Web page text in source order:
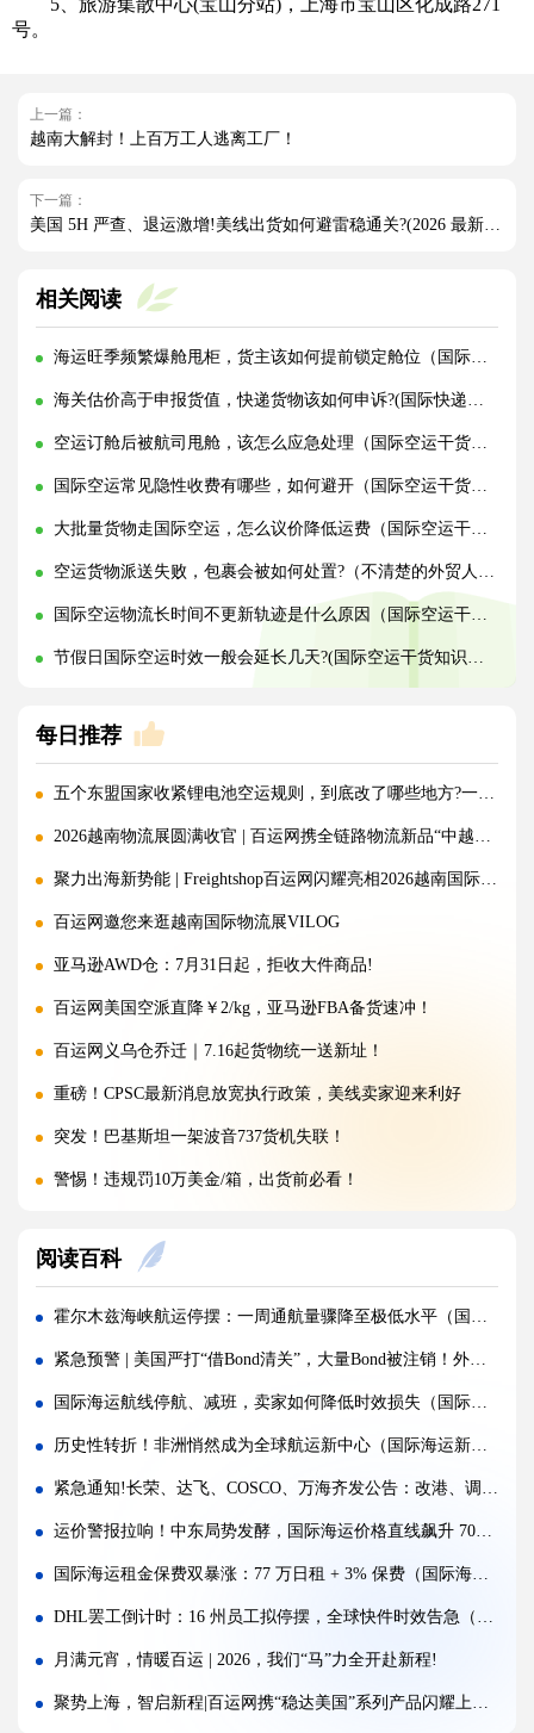
5、旅游集散中心(宝山分站)，上海市宝山区化成路271
号。
上一篇：
越南大解封！上百万工人逃离工厂！
下一篇：
美国 5H 严查、退运激增!美线出货如何避雷稳通关?(2026 最新实操指南)
相关阅读
海运旺季频繁爆舱甩柜，货主该如何提前锁定舱位（国际海运干货知识分享）
海关估价高于申报货值，快递货物该如何申诉?(国际快递干货知识分享)
空运订舱后被航司甩舱，该怎么应急处理（国际空运干货知识分享）
国际空运常见隐性收费有哪些，如何避开（国际空运干货知识分享）
大批量货物走国际空运，怎么议价降低运费（国际空运干货知识分享）
空运货物派送失败，包裹会被如何处置?（不清楚的外贸人看过来）
国际空运物流长时间不更新轨迹是什么原因（国际空运干货知识分享）
节假日国际空运时效一般会延长几天?(国际空运干货知识分享)
每日推荐
五个东盟国家收紧锂电池空运规则，到底改了哪些地方?一文讲清!
2026越南物流展圆满收官 | 百运网携全链路物流新品“中越美专线”强势出圈！
聚力出海新势能 | Freightshop百运网闪耀亮相2026越南国际物流展
百运网邀您来逛越南国际物流展VILOG
亚马逊AWD仓：7月31日起，拒收大件商品!
百运网美国空派直降￥2/kg，亚马逊FBA备货速冲！
百运网义乌仓乔迁｜7.16起货物统一送新址！
重磅！CPSC最新消息放宽执行政策，美线卖家迎来利好
突发！巴基斯坦一架波音737货机失联！
警惕！违规罚10万美金/箱，出货前必看！
警报!美国海关连发四道“封杀令”，你的货还能顺利进美国吗?
百运网邀您来上海双年展逛展领钱啦！
百运网端午假期不打烊，各仓收发货安排速看！
高光时刻 | 百运网携“稳达美国”系列产品闪耀亮相2026赛狐ERP跨境AI增长峰会
疯涨!海运巨头集体抬价，欧线一舱难求!外贸人如何破局？
蓄势扩容，焕新启航 | 百运网32000㎡全新标准化仓库正式启用！
假期不打烊 | 百运网运作中心五一假期照常接单入库，守护每一份跨境托付！
炸了！欧盟疯狂翻旧账，4000批国货被扣，涉案超11亿
扛不住！亚马逊FBA配送费连涨，每单多付0.2-0.7刀，卖家降本突破口在哪？
阅读百科
霍尔木兹海峡航运停摆：一周通航量骤降至极低水平（国际海运新闻资讯）
紧急预警 | 美国严打“借Bond清关”，大量Bond被注销！外贸人保命指南速存
国际海运航线停航、减班，卖家如何降低时效损失（国际海运干货知识分享）
历史性转折！非洲悄然成为全球航运新中心（国际海运新闻资讯）
紧急通知!长荣、达飞、COSCO、万海齐发公告：改港、调航!所有费用风险全由客户自担！
运价警报拉响！中东局势发酵，国际海运价格直线飙升 70%（跨境电商卖家请注意）
国际海运租金保费双暴涨：77 万日租 + 3% 保费（国际海运航运旧规则已失效吗）
DHL罢工倒计时：16 州员工拟停摆，全球快件时效告急（国际快递新闻资讯）
月满元宵，情暖百运 | 2026，我们“马”力全开赴新程!
聚势上海，智启新程|百运网携“稳达美国”系列产品闪耀上海物博会，圆满收官!